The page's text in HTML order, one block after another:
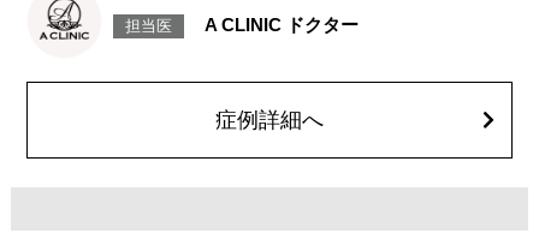
とがございます。また、稀にアレルギー、細菌感染症、血管閉塞などが生
じることがございます。注入箇所を強く刺激するようなマッサージは1〜2
レスチレン 76,800円(税込)
レスチレンリフト※横浜院限定 98,800円(税込)
ジュビダームビスタ ボルベラ XC 131,800円(税込)
オプション：表面麻酔 3,300円(税込) 笑気麻酔 3,300円(税込)
担当医 A CLINIC ドクター
症例詳細へ